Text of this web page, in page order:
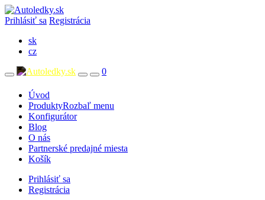
Prihlásiť sa Registrácia
sk
cz
0
Úvod
ProduktyRozbaľ menu
Konfigurátor
Blog
O nás
Partnerské predajné miesta
Košík
Prihlásiť sa
Registrácia